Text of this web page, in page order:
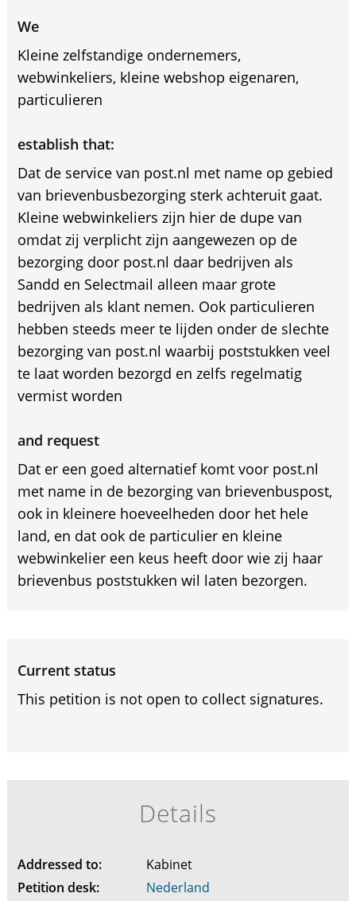
We
Kleine zelfstandige ondernemers,
webwinkeliers, kleine webshop eigenaren,
particulieren
establish that:
Dat de service van post.nl met name op gebied
van brievenbusbezorging sterk achteruit gaat.
Kleine webwinkeliers zijn hier de dupe van
omdat zij verplicht zijn aangewezen op de
bezorging door post.nl daar bedrijven als
Sandd en Selectmail alleen maar grote
bedrijven als klant nemen. Ook particulieren
hebben steeds meer te lijden onder de slechte
bezorging van post.nl waarbij poststukken veel
te laat worden bezorgd en zelfs regelmatig
vermist worden
and request
Dat er een goed alternatief komt voor post.nl
met name in de bezorging van brievenbuspost,
ook in kleinere hoeveelheden door het hele
land, en dat ook de particulier en kleine
webwinkelier een keus heeft door wie zij haar
brievenbus poststukken wil laten bezorgen.
Current status
This petition is not open to collect signatures.
Details
Addressed to:
Kabinet
Petition desk:
Nederland